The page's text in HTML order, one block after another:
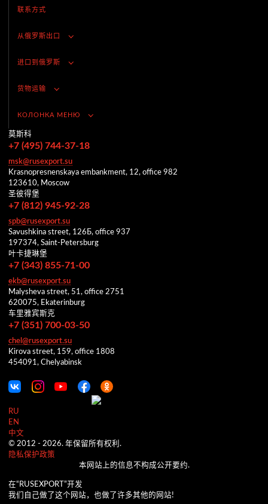
联系方式
从俄罗斯出口
进口到俄罗斯
货物运输
КОЛОНКА МЕНЮ
莫斯科
+7 (495) 744-37-18
msk@rusexport.su
Krasnopresnenskaya embankment, 12, office 982
123610, Moscow
圣彼得堡
+7 (812) 945-92-28
spb@rusexport.su
Savushkina street, 126Б, office 937
197374, Saint-Petersburg
叶卡捷琳堡
+7 (343) 855-71-00
ekb@rusexport.su
Malysheva street, 51, office 2751
620075, Ekaterinburg
车里雅宾斯克
+7 (351) 700-03-50
chel@rusexport.su
Kirova street, 159, office 1808
454091, Chelyabinsk
RU
EN
中文
© 2012 - 2026. 年保留所有权利.
隐私保护政策
本网站上的信息不构成公开要约.
在“RUSEXPORT”开发
我们自己做了这个网站，也做了许多其他的网站!